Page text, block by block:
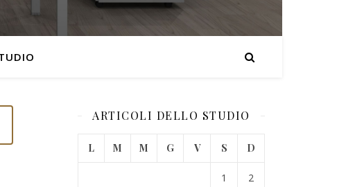
ARTICOLI DELLO STUDIO
L M M G V S D
1 2